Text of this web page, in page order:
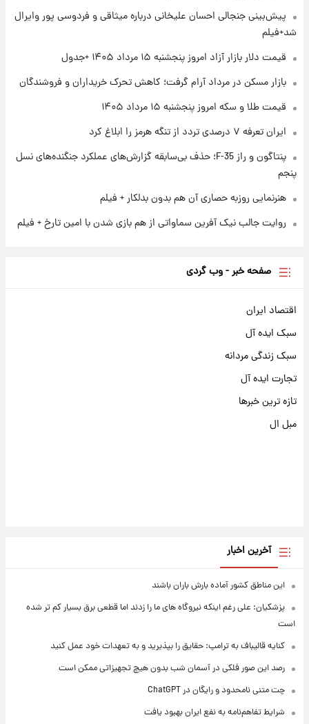
۱ روز پیش
۱ روز پیش
نام خودرو، مبلغ پیش پرداخت و زمان تحویل |
سود مشارکت چند درصد است؟
پیش‌بینی جنجالی احسان علیخانی درباره میثاقی و فردوسی پور وایرال
شد+فیلم
قیمت دلار بازار آزاد امروز پنجشنبه ۱۵ مرداد ۱۴۰۵ +جدول
بازار مسکن در مرداد آرام گرفت؛ کاهش تحرک خریداران و فروشندگان
قیمت طلا و سکه امروز پنجشنبه ۱۵ مرداد ۱۴۰۵
ایران تعرفه ۷ درصدی تردد از تنگه هرمز را ابلاغ کرد
پنتاگون و راز F-35؛ حذف بی‌سابقه گزارش‌های عملکرد جنگنده‌های نسل
پنجم
هنرنمایی روزبه حصاری آن هم بدون بدلکار + فیلم
روایت جالب نیک آفرین سماواتی از هم بازی شدن با امین تارخ + فیلم
صفحه خبر - وب گردی
اقتصاد ایران
سبک ایده آل
سبک زندگی مردانه
تجارت ایده آل
تازه ترین خبرها
مبل ال
آخرین اخبار
این مناطق کشور آماده بارش باران باشند
پزشکیان: علی رغم اینکه نیروگاه های ما را زدند اما قطعی برق بسیار کم تر شده
است
کنایه قالیباف به ترامپ: حقایق را بپذیرید و به تعهدات خود عمل کنید
رصد این صور فلکی در آسمان شب بدون هیچ تجهیزاتی ممکن است
چت متنی نامحدود و رایگان در ChatGPT
شرایط تفاهم‌نامه به نفع ایران بهبود یافت